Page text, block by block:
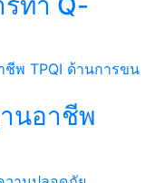
นอาชีพ